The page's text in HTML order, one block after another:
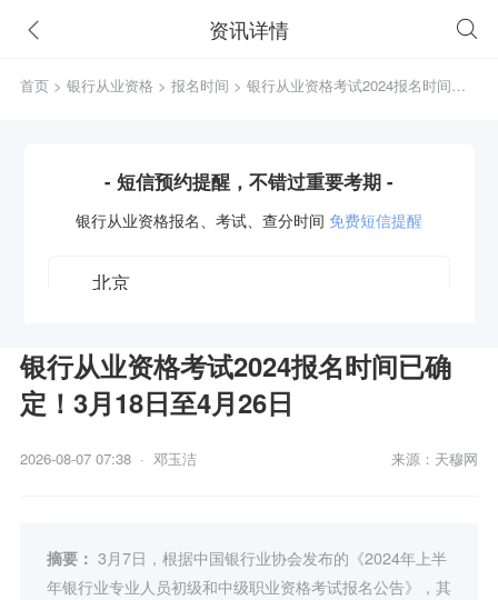
资讯详情
首页 > 银行从业资格 > 报名时间
- 短信预约提醒，不错过重要考期 -
银行从业资格报名、考试、查分时间 免费短信提醒
银行从业资格考试2024报名时间已确
定！3月18日至4月26日
2026-08-07 07:38 · 邓玉洁 来源：天穆网
摘要： 3月7日，根据中国银行业协会发布的《2024年上半
年银行业专业人员初级和中级职业资格考试报名公告》，其